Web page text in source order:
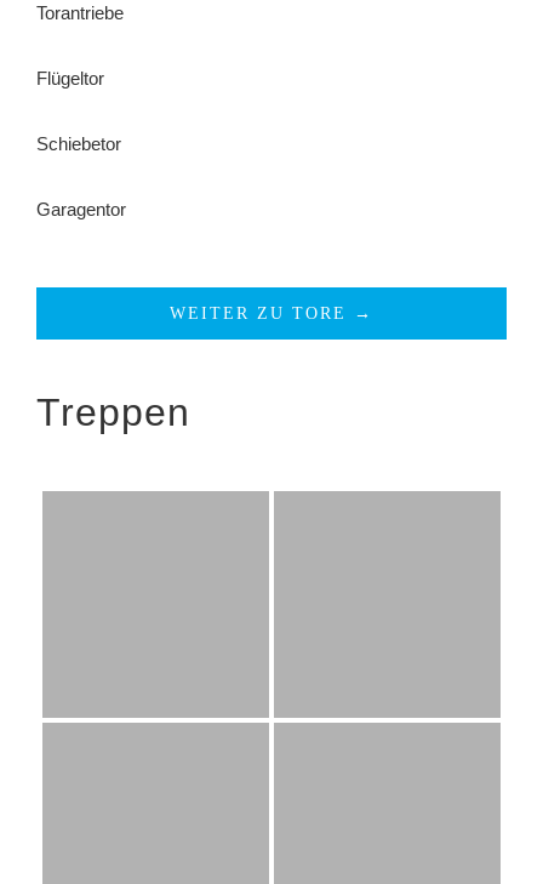
Torantriebe
Flügeltor
Schiebetor
Garagentor
WEITER ZU TORE →
Treppen